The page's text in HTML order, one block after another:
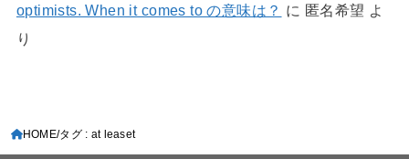
optimists. When it comes to の意味は？ に 匿名希望 よ
り
HOME タグ : at leaset